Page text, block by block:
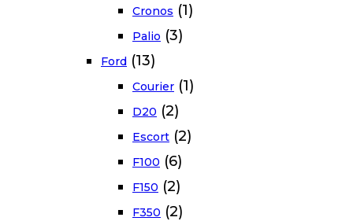
Cronos (1)
Palio (3)
Ford (13)
Courier (1)
D20 (2)
Escort (2)
F100 (6)
F150 (2)
F350 (2)